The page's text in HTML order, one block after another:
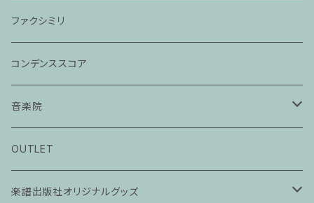
ファクシミリ
コンデンススコア
音楽院
ピアノ科３０分レッスン
ピアノ科４５分レッスン
OUTLET
楽譜出版社オリジナルグッズ